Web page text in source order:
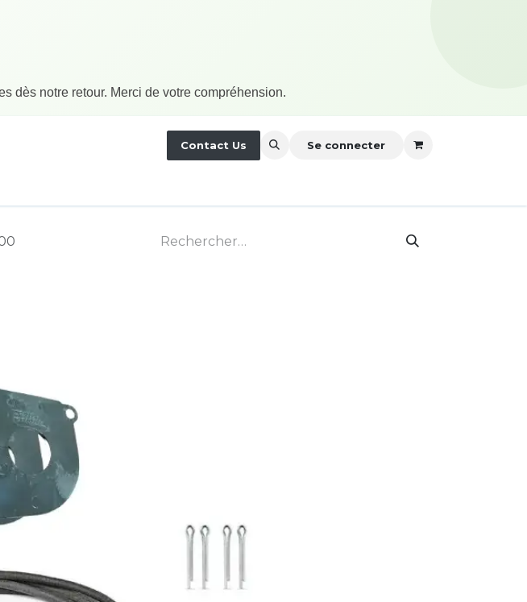
dès notre retour. Merci de votre compréhension.
Conditions générales À propos
Contact Us Se connecter